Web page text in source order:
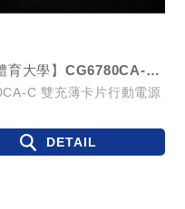
【國立體育大學】CG6780CA-C 雙充薄卡片行動電源
C 雙充薄卡片行動電源
DETAIL